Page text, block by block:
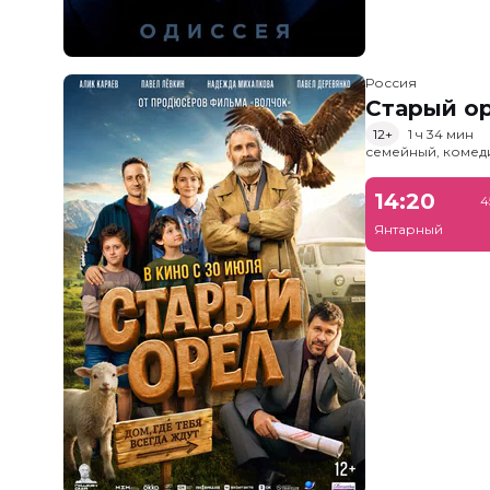
Россия
Старый
12+
1 ч 34 мин
семейный,
14:20
Янтарный